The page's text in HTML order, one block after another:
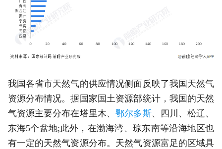
我国各省市天然气的供应情况侧面反映了我国天然气
资源分布情况。据国家国土资源部统计，我国的天然
气资源主要分布在塔里木、鄂尔多斯、四川、松辽、
东海5个盆地;此外，在渤海湾、琼东南等沿海地区也
有一定的天然气资源分布。天然气资源富足的区域具